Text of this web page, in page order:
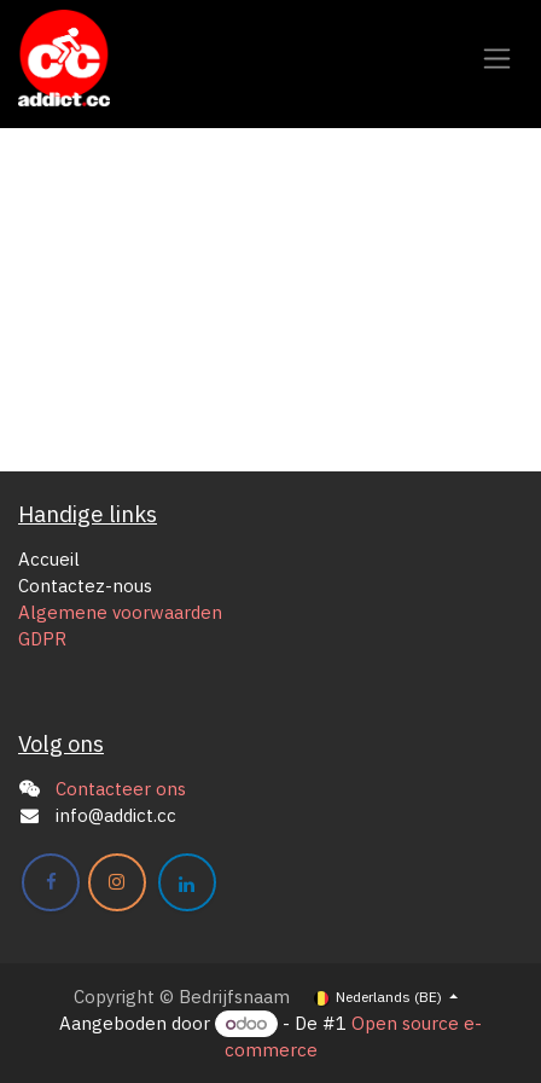
Overslaan naar inhoud
Handige links
Accueil
Contactez-nous
Algemene voorwaarden
GDPR
Volg ons
Contacteer ons
info@addict.cc
Copyright © Bedrijfsnaam Nederlands (BE)
Aangeboden door - De #1 Open source e-
commerce